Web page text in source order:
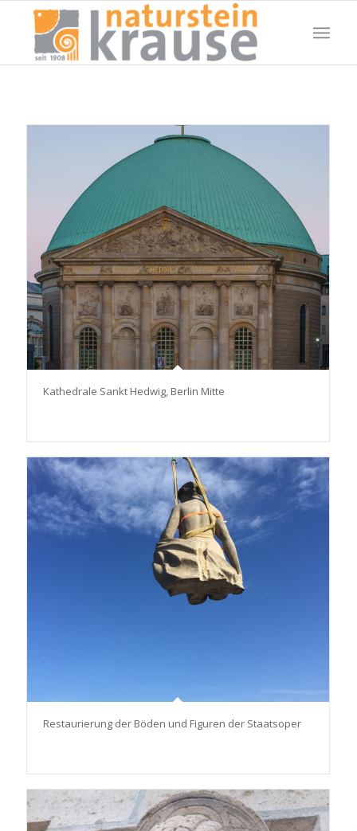
Kathedrale Sankt Hedwig, Berlin Mitte
Restaurierung der Böden und Figuren der Staatsoper